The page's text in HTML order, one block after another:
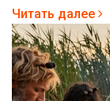
Читать далее